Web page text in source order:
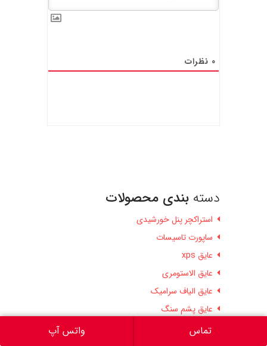
0 نظرات
دسته بندی محصولات
استراکچر پنل خورشیدی
ساپورت تاسیسات
عایق xps
عایق الاستومری
عایق الیاف سرامیک
عایق پشم سنگ
عایق پلی یورتان
تماس واتس آپ